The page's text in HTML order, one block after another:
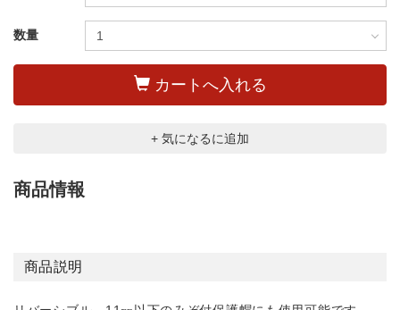
数量
カートへ入れる
+ 気になるに追加
商品情報
商品説明